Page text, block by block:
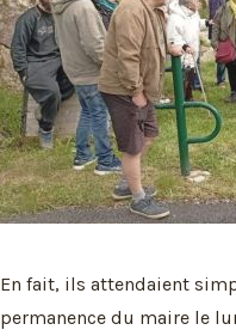
En fait, ils attendaient
permanence du maire le